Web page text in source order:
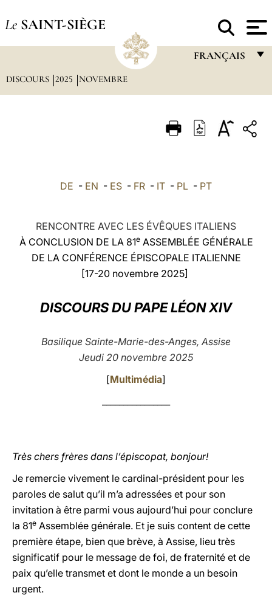
Le SAINT-SIÈGE
FRANÇAIS
ITALIANO
POLSKI
العربيّة
DISCOURS 2025 NOVEMBRE
DE - EN - ES - FR - IT - PL - PT
RENCONTRE AVEC LES ÉVÊQUES ITALIENS
À CONCLUSION DE LA 81eASSEMBLÉE GÉNÉRALE
DE LA CONFÉRENCE ÉPISCOPALE ITALIENNE
[17-20 novembre 2025]
DISCOURS DU PAPE LÉON XIV
Basilique Sainte-Marie-des-Anges, Assise
Jeudi 20 novembre 2025
[Multimédia]
Très chers frères dans l’épiscopat, bonjour!
Je remercie vivement le cardinal-président pour les
paroles de salut qu’il m’a adressées et pour son
invitation à être parmi vous aujourd’hui pour conclure
la 81e Assemblée générale. Et je suis content de cette
première étape, bien que brève, à Assise, lieu très
significatif pour le message de foi, de fraternité et de
paix qu’elle transmet et dont le monde a un besoin
urgent.